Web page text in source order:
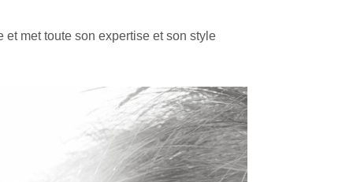
met toute son expertise et son style